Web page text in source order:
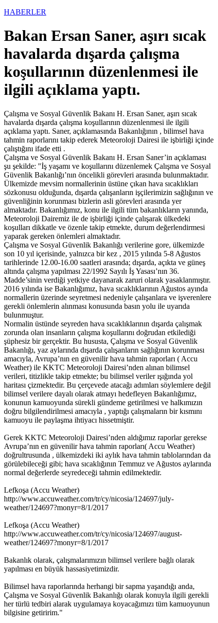
HABERLER
Bakan Ersan Saner, aşırı sıcak
havalarda dışarda çalışma
koşullarının düzenlenmesi ile
ilgili açıklama yaptı.
Çalışma ve Sosyal Güvenlik Bakanı H. Ersan Saner, aşırı sıcak
havalarda dışarda çalışma koşullarının düzenlenmesi ile ilgili
açıklama yaptı. Saner, açıklamasında Bakanlığının , bilimsel hava
tahmin raporlarını takip ederek Meteoroloji Dairesi ile işbirliği içinde
çalıştığını ifade etti .
Çalışma ve Sosyal Güvenlik Bakanı H. Ersan Saner’in açıklaması
şu şekilde: "İş yaşamı ve koşullarını düzenlemek Çalışma ve Sosyal
Güvenlik Bakanlığı’nın öncelikli görevleri arasında bulunmaktadır.
Ülkemizde mevsim normallerinin üstüne çıkan hava sıcaklıkları
sözkonusu olduğunda, dışarda çalışanların işçilerimizin sağlığının ve
güvenliğinin korunması bizlerin asli görevleri arasında yer
almaktadır. Bakanlığımız, konu ile ilgili tüm bakanlıkların yanında,
Meteoroloji Dairemiz ile de işbirliği içinde çalışarak ülkedeki
koşulları dikkatle ve özenle takip etmekte, durum değerlendirmesi
yaparak gereken önlemleri almaktadır.
Çalışma ve Sosyal Güvenlik Bakanlığı verilerine gore, ülkemizde
son 10 yıl içerisinde, yalnızca bir kez , 2015 yılında 5-8 Ağustos
tarihlerinde 12.00-16.00 saatleri arasında; dışarda, açıkta ve güneş
altında çalışma yapılması 22/1992 Sayılı İş Yasası’nın 36.
Madde’sinin verdiği yetkiye dayanarak zaruri olarak yasaklanmıştır.
2016 yılında ise Bakanlığımız, hava sıcaklıklarının Ağustos ayında
normallerin üzerinde seyretmesi nedeniyle çalışanlara ve işverenlere
gerekli önlemlerin alınması konusunda basın yolu ile uyarıda
bulunmuştur.
Normalin üstünde seyreden hava sıcaklıklarının dışarda çalışmak
zorunda olan insanların çalışma koşullarını doğrudan etkilediği
şüphesiz bir gerçektir. Bu hususta, Çalışma ve Sosyal Güvenlik
Bakanlığı, yaz aylarında dışarda çalışanların sağlığının korunması
amacıyla, Avrupa’nın en güvenilir hava tahmin raporları ( Accu
Weather) ile KKTC Meteoroloji Dairesi’nden alınan bilimsel
verileri, titizlikle takip etmekte; bu bilimsel veriler ışığında yol
haritası çizmektedir. Bu çerçevede atacağı adımları söylemlere değil
bilimsel verilere dayalı olarak atmayı hedefleyen Bakanlığımız,
konunun kamuoyunda sürekli gündeme getirilmesi ve halkımızın
doğru bilgilendirilmesi amacıyla , yaptığı çalışmaların bir kısmını
kamuoyu ile paylaşma ihtiyacı hissetmiştir.
Gerek KKTC Meteoroloji Dairesi’nden aldığımız raporlar gerekse
Avrupa’nın en güvenilir hava tahmin raporları( Accu Weather)
doğrultrusunda , ülkemizdeki iki aylık hava tahmin tablolarından da
görülebileceği gibi; hava sıcaklığının Temmuz ve Ağustos aylarında
normal değerlerde seyredeceği tahmin edilmektedir.
Lefkoşa (Accu Weather)
http://www.accuweather.com/tr/cy/nicosia/124697/july-
weather/124697?monyr=8/1/2017
Lefkoşa (Accu Weather)
http://www.accuweather.com/tr/cy/nicosia/124697/august-
weather/124697?monyr=8/1/2017
Bakanlık olarak, çalışmalarımızın bilimsel verilere bağlı olarak
yapılması en büyük hassasiyetimizdir.
Bilimsel hava raporlarında herhangi bir sapma yaşandığı anda,
Çalışma ve Sosyal Güvenlik Bakanlığı olarak konuyla ilgili gerekli
her türlü tedbiri alarak uygulamaya koyacağımızı tüm kamuoyunun
bilgisine getiririm."